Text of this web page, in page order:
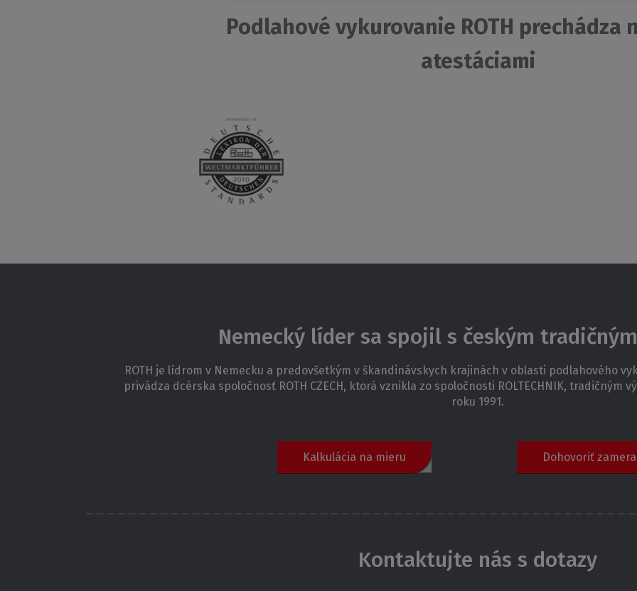
Podlahové vykurovanie ROTH prechádza
atestáciami
Nemecký líder sa spojil s českým
ROTH je lídrom v Nemecku a predovšetkým v škandinávskych krajinách v oblasti podlahového
privádza dcérska spoločnosť ROTH CZECH, ktorá vznikla zo spoločnosti ROLTECHNIK, tradičným
roku 1991.
Kalkulácia na mieru Dohovoriť
Kontaktujte nás s dotazy